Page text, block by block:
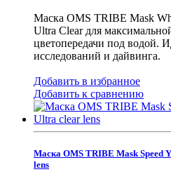
Маска OMS TRIBE Mask
Ultra Clear для
цветопередачи под водой.
исследований и дайвинга.
Добавить в избранное
Добавить к сравнению
Маска OMS TRIBE Mask Speed
lens